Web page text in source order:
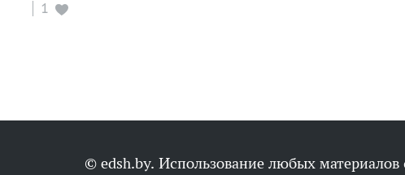
1
© edsh.by. Использование любых материалов